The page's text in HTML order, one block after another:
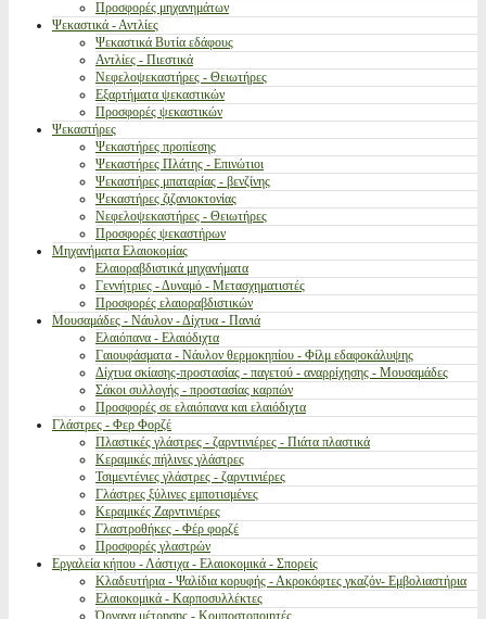
Προσφορές μηχανημάτων
Ψεκαστικά - Αντλίες
Ψεκαστικά Βυτία εδάφους
Αντλίες - Πιεστικά
Νεφελοψεκαστήρες - Θειωτήρες
Εξαρτήματα ψεκαστικών
Προσφορές ψεκαστικών
Ψεκαστήρες
Ψεκαστήρες προπίεσης
Ψεκαστήρες Πλάτης - Επινώτιοι
Ψεκαστήρες μπαταρίας - βενζίνης
Ψεκαστήρες ζιζανιοκτονίας
Νεφελοψεκαστήρες - Θειωτήρες
Προσφορές ψεκαστήρων
Μηχανήματα Ελαιοκομίας
Ελαιοραβδιστικά μηχανήματα
Γεννήτριες - Δυναμό - Μετασχηματιστές
Προσφορές ελαιοραβδιστικών
Μουσαμάδες - Νάυλον - Δίχτυα - Πανιά
Ελαιόπανα - Ελαιόδιχτα
Γαιουφάσματα - Νάυλον θερμοκηπίου - Φίλμ εδαφοκάλυψης
Δίχτυα σκίασης-προστασίας - παγετού - αναρρίχησης - Μουσαμάδες
Σάκοι συλλογής - προστασίας καρπών
Προσφορές σε ελαιόπανα και ελαιόδιχτα
Γλάστρες - Φερ Φορζέ
Πλαστικές γλάστρες - ζαρντινιέρες - Πιάτα πλαστικά
Κεραμικές πήλινες γλάστρες
Τσιμεντένιες γλάστρες - ζαρντινιέρες
Γλάστρες ξύλινες εμποτισμένες
Κεραμικές Ζαρντινιέρες
Γλαστροθήκες - Φέρ φορζέ
Προσφορές γλαστρών
Εργαλεία κήπου - Λάστιχα - Ελαιοκομικά - Σπορείς
Κλαδευτήρια - Ψαλίδια κορυφής - Ακροκόφτες γκαζόν- Εμβολιαστήρια
Ελαιοκομικά - Καρποσυλλέκτες
Όργανα μέτρησης - Κομποστοποιητές